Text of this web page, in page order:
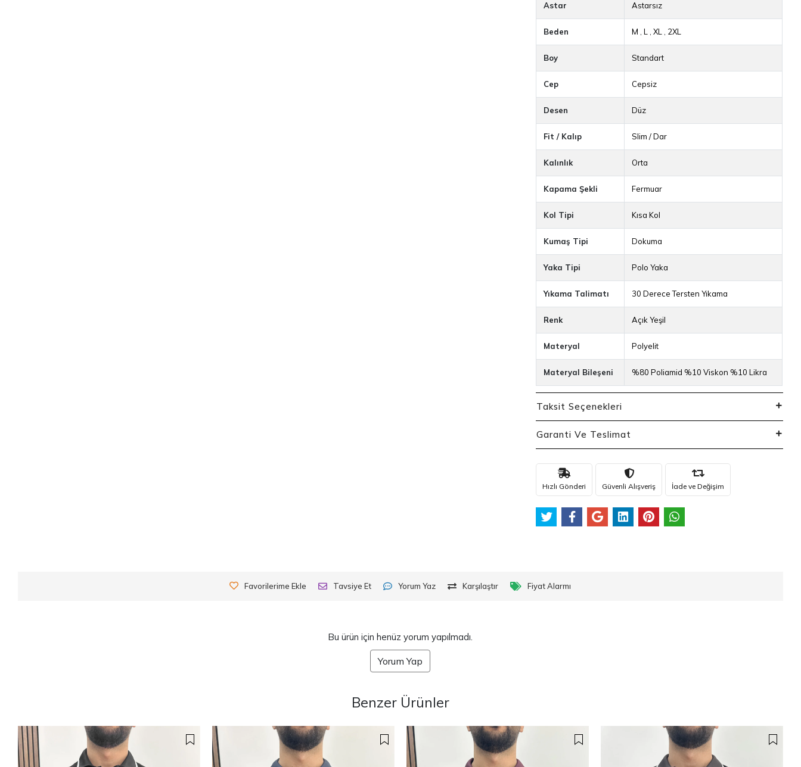
Astar Astarsız
Beden M ,L ,XL 2XL
Boy Standart
Cep Cepsiz
Desen Düz
Fit / Kalıp Slim / Dar
Kalınlık Orta
Kapama Şekli Fermuar
Kol Tipi Kısa Kol
Kumaş Tipi Dokuma
Yaka Tipi Polo Yaka
Yıkama Talimatı 30 Derece Tersten Yıkama
Renk Açık Yeşil
Materyal Polyelit
Materyal Bileşeni %80 Poliamid %10 Viskon %10 Likra
Taksit Seçenekleri
Garanti Ve Teslimat
Hızlı Gönderi Güvenli Alışveriş İade ve Değişim
Favorilerime Ekle Tavsiye Et Yorum Yaz Karşılaştır Fiyat Alarmı
Bu ürün için henüz yorum yapılmadı.
Yorum Yap
Benzer Ürünler